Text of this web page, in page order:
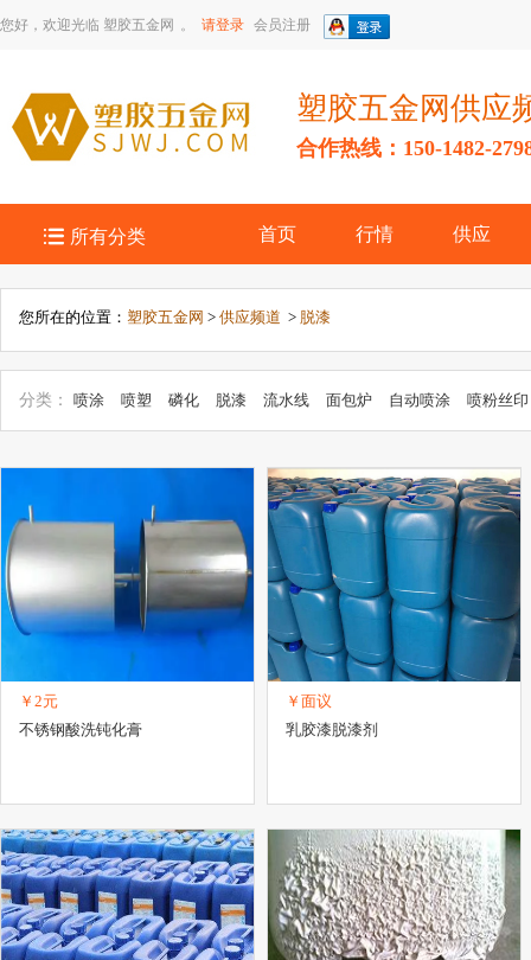
您好，欢迎光临 塑胶五金网 。 请登录 会员注册
塑胶五金网供应
合作热线：150-1482-
 所有分类 首页 行情 供应
您所在的位置： 塑胶五金网 > 供应频道 > 脱漆
分类： 喷涂 喷塑 磷化 脱漆 流水线 面包炉 自动喷涂 喷粉丝印
￥2元
不锈钢酸洗钝化膏
￥面议
乳胶漆脱漆剂